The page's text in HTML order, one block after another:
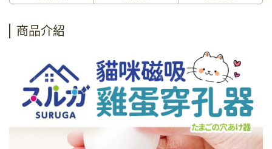
商品介紹